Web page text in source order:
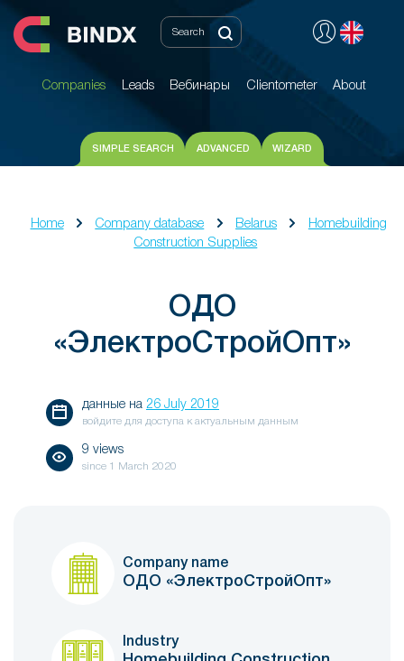
Companies Leads Вебинары Clientometer About
Companies Leads Вебинары Clientometer About
SIMPLE SEARCH ADVANCED WIZARD
Home Company database Belarus
Homebuilding
Construction Supplies
ОДО
«ЭлектроСтройОпт»
данные на 26 July 2019
войдите для доступа к актуальным данным
9 views
since 1 March 2020
Company name
ОДО «ЭлектроСтройОпт»
Industry